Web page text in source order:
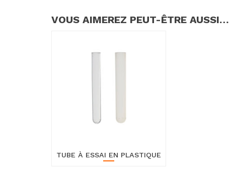
VOUS AIMEREZ PEUT-ÊTRE AUSSI…
TUBE À ESSAI EN PLASTIQUE